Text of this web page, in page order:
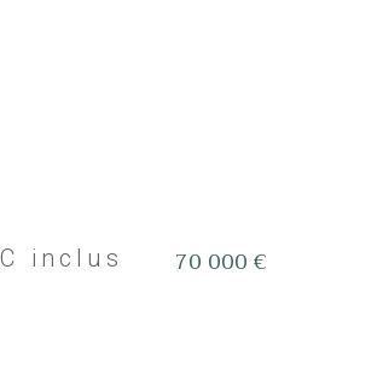
inclus 70 000 €